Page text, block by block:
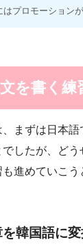
はプロモーションが
を書く練
まずは日本
したが、ど
進めていこう
を韓国語に